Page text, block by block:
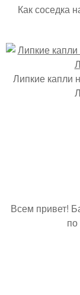
Как соседка
Липкие капли
Всем привет!
по